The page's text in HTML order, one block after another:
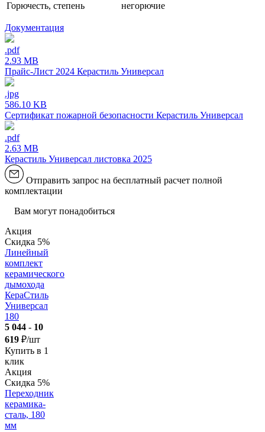
Горючесть, степень
негорючие
Документация
.pdf
2.93 MB
Прайс-Лист 2024 Керастиль Универсал
.jpg
586.10 KB
Сертификат пожарной безопасности Керастиль Универсал
.pdf
2.63 MB
Керастиль Универсал листовка 2025
Отправить запрос на бесплатный расчет полной
комплектации
Вам могут понадобиться
Акция
Скидка 5%
Линейный
комплект
керамического
дымохода
КераСтиль
Универсал
180
5 044 - 10
619 ₽/шт
Купить в 1
клик
Акция
Скидка 5%
Переходник
керамика-
сталь, 180
мм